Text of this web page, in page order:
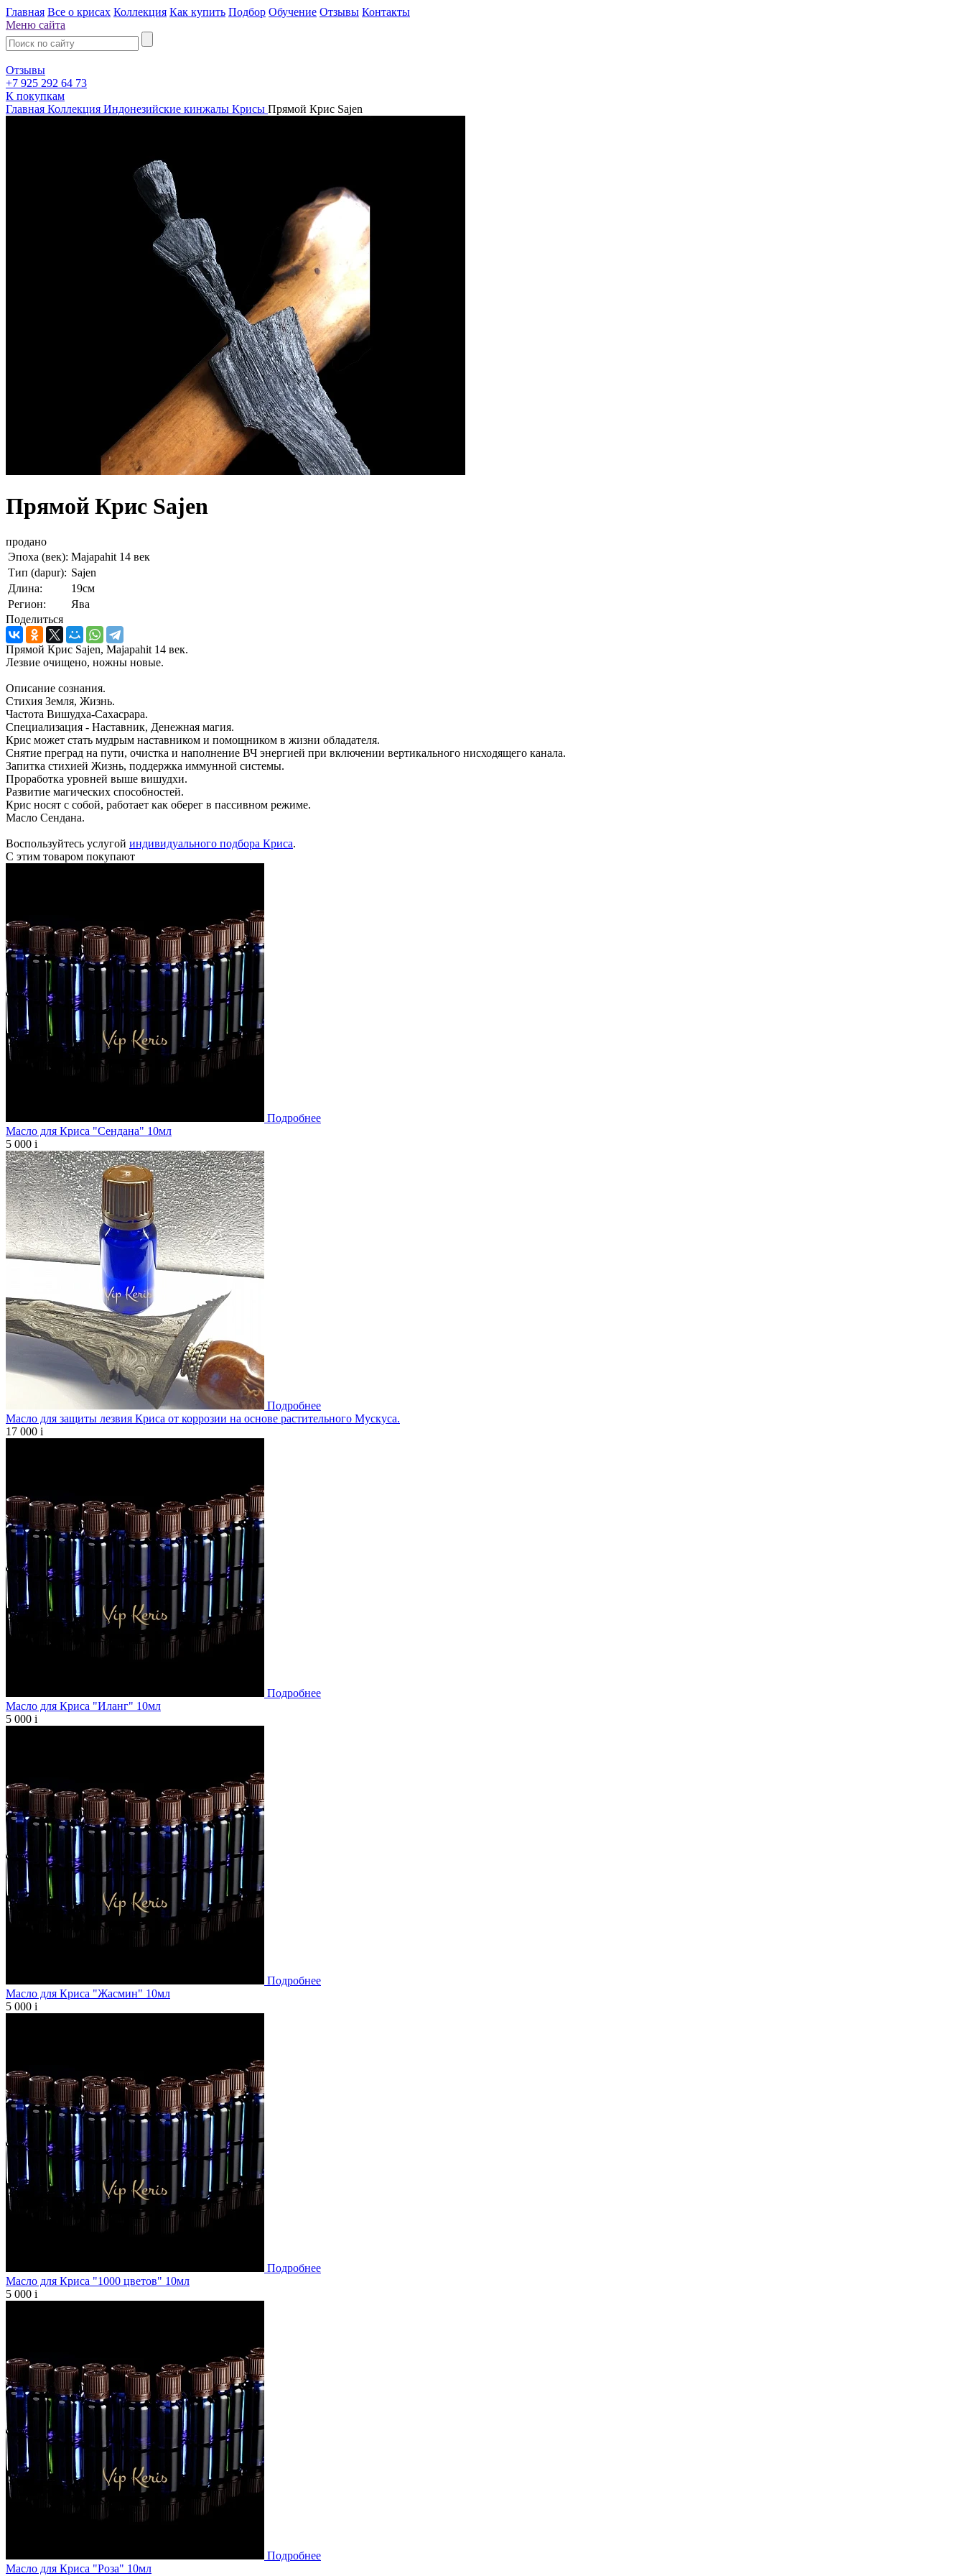
Главная Все о крисах Коллекция Как купить Подбор Обучение Отзывы Контакты
Меню сайта
Отзывы
+7 925 292 64 73
К покупкам
Главная Коллекция Индонезийские кинжалы Крисы Прямой Крис Sajen
Прямой Крис Sajen
продано
Эпоха (век): Majapahit 14 век
Тип (dapur): Sajen
Длина:
19см
Регион:
Ява
Поделиться
Прямой Крис Sajen, Majapahit 14 век.
Лезвие очищено, ножны новые.
Описание сознания.
Стихия Земля, Жизнь.
Частота Вишудха-Сахасрара.
Специализация - Наставник, Денежная магия.
Крис может стать мудрым наставником и помощником в жизни обладателя.
Снятие преград на пути, очистка и наполнение ВЧ энергией при включении вертикального нисходящего канала.
Запитка стихией Жизнь, поддержка иммунной системы.
Проработка уровней выше вишудхи.
Развитие магических способностей.
Крис носят с собой, работает как оберег в пассивном режиме.
Масло Сендана.
Воспользуйтесь услугой индивидуального подбора Криса.
С этим товаром покупают
Подробнее
Масло для Криса "Сендана" 10мл
5 000 i
Подробнее
Масло для защиты лезвия Криса от коррозии на основе растительного Мускуса.
17 000 i
Подробнее
Масло для Криса "Иланг" 10мл
5 000 i
Подробнее
Масло для Криса "Жасмин" 10мл
5 000 i
Подробнее
Масло для Криса "1000 цветов" 10мл
5 000 i
Подробнее
Масло для Криса "Роза" 10мл